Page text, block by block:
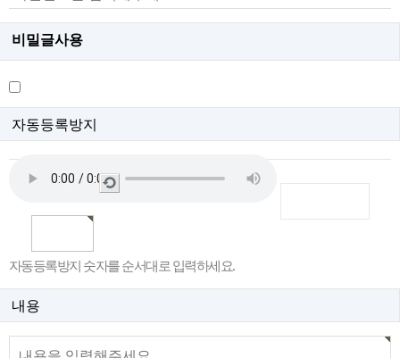
비밀글사용
자동등록방지
새
자동등록방지 숫자를 순서대로 입력하세요.
내용